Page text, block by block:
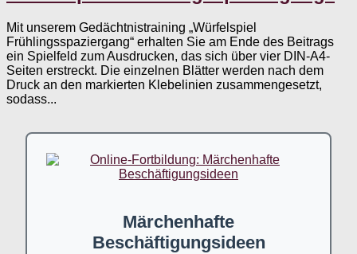
Mit unserem Gedächtnistraining „Würfelspiel
Frühlingsspaziergang“ erhalten Sie am Ende des Beitrags
ein Spielfeld zum Ausdrucken, das sich über vier DIN-A4-
Seiten erstreckt. Die einzelnen Blätter werden nach dem
Druck an den markierten Klebelinien zusammengesetzt,
sodass...
Märchenhafte
Beschäftigungsideen